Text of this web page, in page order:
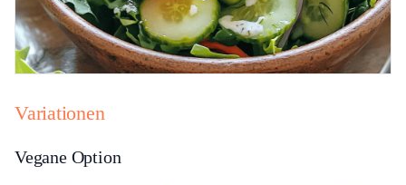
Variationen
Vegane Option